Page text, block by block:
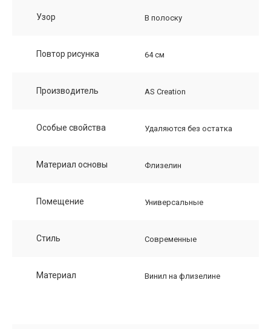
Узор В полоску
Повтор рисунка 64 см
Производитель AS Creation
Особые свойства Удаляются без остатка
Материал основы Флизелин
Помещение Универсальные
Стиль Современные
Материал Винил на флизелине